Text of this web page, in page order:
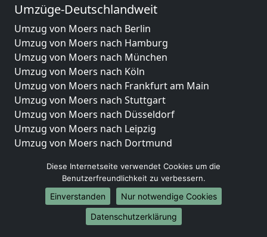
Umzüge-Deutschlandweit
Umzug von Moers nach Berlin
Umzug von Moers nach Hamburg
Umzug von Moers nach München
Umzug von Moers nach Köln
Umzug von Moers nach Frankfurt am Main
Umzug von Moers nach Stuttgart
Umzug von Moers nach Düsseldorf
Umzug von Moers nach Leipzig
Umzug von Moers nach Dortmund
Umzug von Moers nach Bremen
Umzug von Moers nach Dresden
Umzug von Moers nach Hannover
Umzug von Moers nach Nürnberg
Umzug von Moers nach Duisburg
Diese Internetseite verwendet Cookies um die
Benutzerfreundlichkeit zu verbessern.
Einverstanden
Nur notwendige Cookies
Datenschutzerklärung